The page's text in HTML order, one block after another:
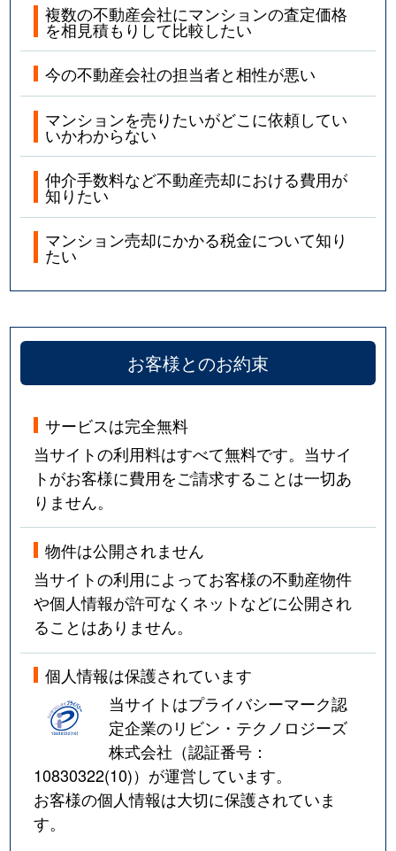
複数の不動産会社にマンションの査定価格
を相見積もりして比較したい
今の不動産会社の担当者と相性が悪い
マンションを売りたいがどこに依頼してい
いかわからない
仲介手数料など不動産売却における費用が
知りたい
マンション売却にかかる税金について知り
たい
お客様とのお約束
サービスは完全無料
当サイトの利用料はすべて無料です。当サイ
トがお客様に費用をご請求することは一切あ
りません。
物件は公開されません
当サイトの利用によってお客様の不動産物件
や個人情報が許可なくネットなどに公開され
ることはありません。
個人情報は保護されています
当サイトはプライバシーマーク認
定企業のリビン・テクノロジーズ
株式会社（認証番号：
10830322(10)）が運営しています。
お客様の個人情報は大切に保護されていま
す。